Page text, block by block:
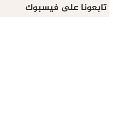
تابعونا على فيسبوك